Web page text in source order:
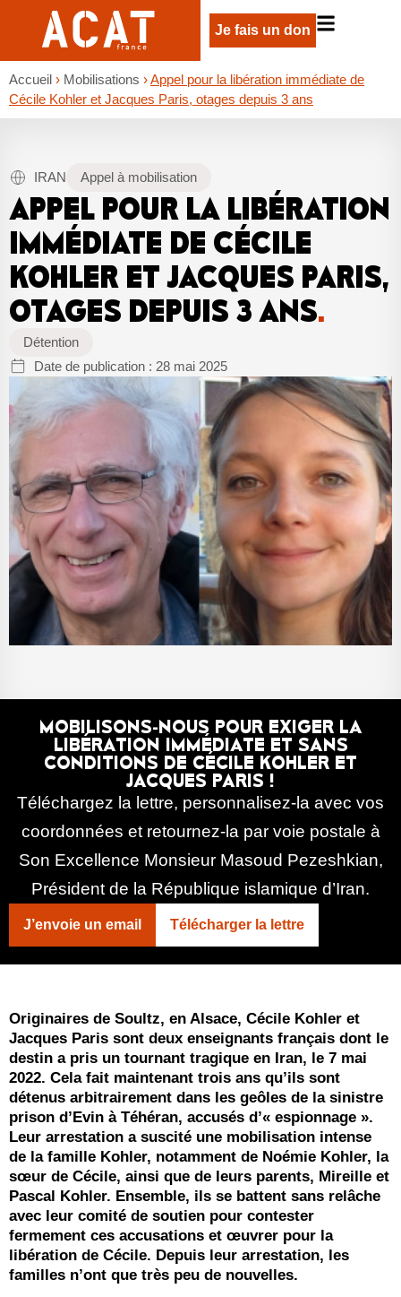
Je fais un don
Accueil › Mobilisations ›Appel pour la libération immédiate de
Cécile Kohler et Jacques Paris, otages depuis 3 ans
IRAN Appel à mobilisation
APPEL POUR LA LIBÉRATION
IMMÉDIATE DE CÉCILE
KOHLER ET JACQUES PARIS,
OTAGES DEPUIS 3 ANS.
Détention
Date de publication : 28 mai 2025
MOBILISONS-NOUS POUR EXIGER LA
LIBÉRATION IMMÉDIATE ET SANS
CONDITIONS DE CÉCILE KOHLER ET
JACQUES PARIS !
Téléchargez la lettre, personnalisez-la avec vos
coordonnées et retournez-la par voie postale à
Son Excellence Monsieur Masoud Pezeshkian,
Président de la République islamique d’Iran.
J’envoie un email Télécharger la lettre
Originaires de Soultz, en Alsace, Cécile Kohler et
Jacques Paris sont deux enseignants français dont le
destin a pris un tournant tragique en Iran, le 7 mai
2022. Cela fait maintenant trois ans qu’ils sont
détenus arbitrairement dans les geôles de la sinistre
prison d’Evin à Téhéran, accusés d’« espionnage ».
Leur arrestation a suscité une mobilisation intense
de la famille Kohler, notamment de Noémie Kohler, la
sœur de Cécile, ainsi que de leurs parents, Mireille et
Pascal Kohler. Ensemble, ils se battent sans relâche
avec leur comité de soutien pour contester
fermement ces accusations et œuvrer pour la
libération de Cécile. Depuis leur arrestation, les
familles n’ont que très peu de nouvelles.